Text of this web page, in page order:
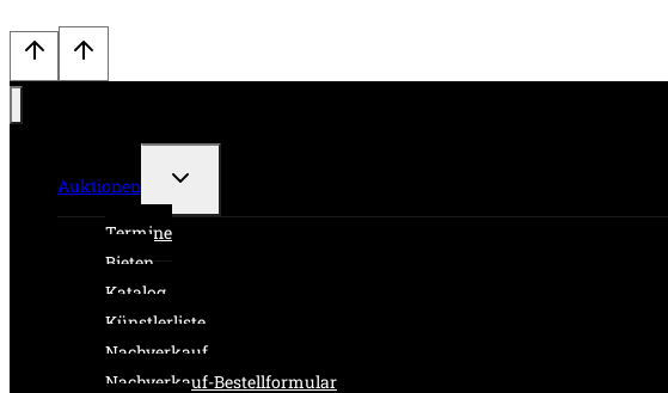
Auktionen
Untermenü
Termine
Bieten
Katalog
Künstlerliste
Nachverkauf
Nachverkauf-Bestellformular